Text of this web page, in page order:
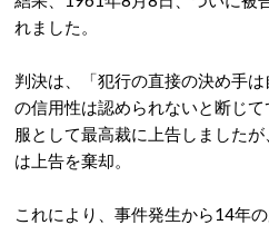
れました。
判決は、「犯行の直接の決め手
の信用性は認められないと断じて
服として最高裁に上告しました
は上告を棄却。
これにより、事件発生から14年